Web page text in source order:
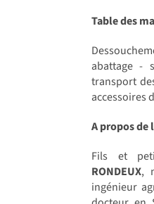
Table des
abattage -
transport
accessoires
A propos
Fils et
RONDEUX,
ingénieur